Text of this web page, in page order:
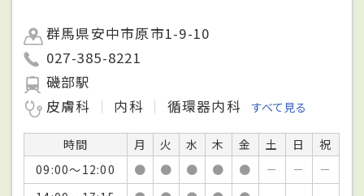
群馬県安中市原市1-9-10
027-385-8221
磯部駅
皮膚科
内科 循環器内科 すべて見る
時間 月 火 水 木 金 土 日
祝
09:00～12:00
● ● ● ● ● － －
－